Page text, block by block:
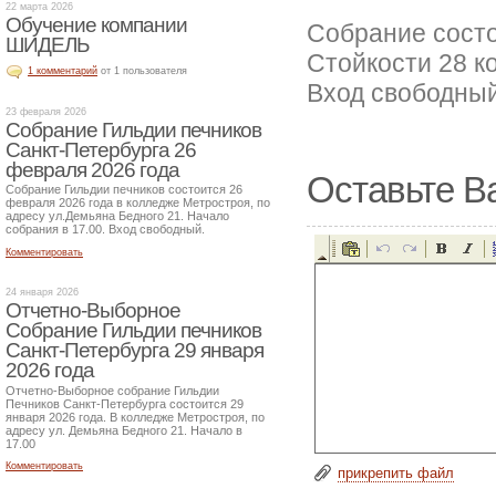
Собрание
Стойкости 28
Вход
Оставьте
прикрепить файл
22 марта 2026
Обучение компании
ШИДЕЛЬ
1 комментарий от 1 пользователя
23 февраля 2026
Собрание Гильдии печников
Санкт-Петербурга 26
февраля 2026 года
Собрание Гильдии печников состоится 26
февраля 2026 года в колледже Метростроя, по
адресу ул.Демьяна Бедного 21. Начало
собрания в 17.00. Вход свободный.
Комментировать
24 января 2026
Отчетно-Выборное
Собрание Гильдии печников
Санкт-Петербурга 29 января
2026 года
Отчетно-Выборное собрание Гильдии
Печников Санкт-Петербурга состоится 29
января 2026 года. В колледже Метростроя, по
адресу ул. Демьяна Бедного 21. Начало в
17.00
Комментировать